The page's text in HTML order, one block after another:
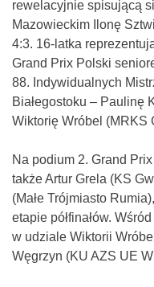
rewelacyjnie spisującą
Mazowieckim Ilonę
4:3. 16-latka
Grand Prix Polski
88. Indywidualnych
Białegostoku – Paulinę
Wiktorię Wróbel (MRKS
Na podium 2. Grand
także Artur Grela (KS
(Małe Trójmiasto
etapie półfinałów.
w udziale Wiktorii
Węgrzyn (KU AZS UE